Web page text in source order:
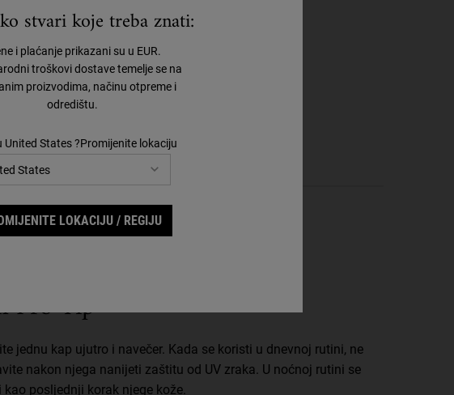
Pro Tip
jednu kap ujutro i navečer. Kada se koristi u dnevnoj rutini, ne
nakon njega nanijeti zaštitu od UV zraka. U noćnoj rutini se
kao posljednji korak njege kože.
stvari koje treba znati:
i plaćanje prikazani su u EUR.
troškovi dostave temelje se na
proizvodima, načinu otpreme i
odredištu.
United States ?Promijenite lokaciju
LOKACIJU / REGIJU